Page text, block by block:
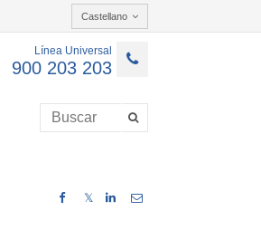
Castellano
Línea Universal
900 203 203
𝕏